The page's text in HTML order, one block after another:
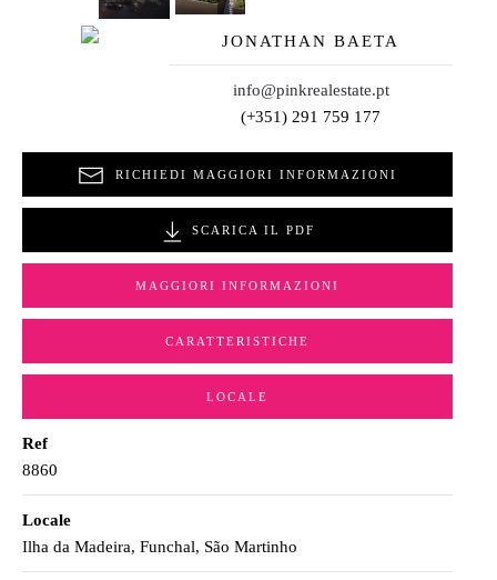
JONATHAN BAETA
info@pinkrealestate.pt
(+351) 291 759 177
RICHIEDI MAGGIORI INFORMAZIONI
SCARICA IL PDF
MAGGIORI INFORMAZIONI
CARATTERISTICHE
LOCALE
Ref
8860
Locale
Ilha da Madeira, Funchal, São Martinho